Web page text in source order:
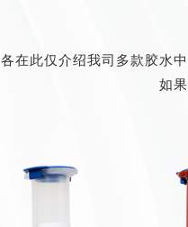
各在此仅介绍我司多款胶水
如